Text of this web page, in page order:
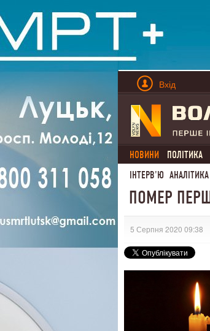
Вхід
НОВИНИ ПОЛІТИКА
ІНТЕРВ'Ю АНАЛІТИКА
ПОМЕР
5 Серпня 2020 09:38